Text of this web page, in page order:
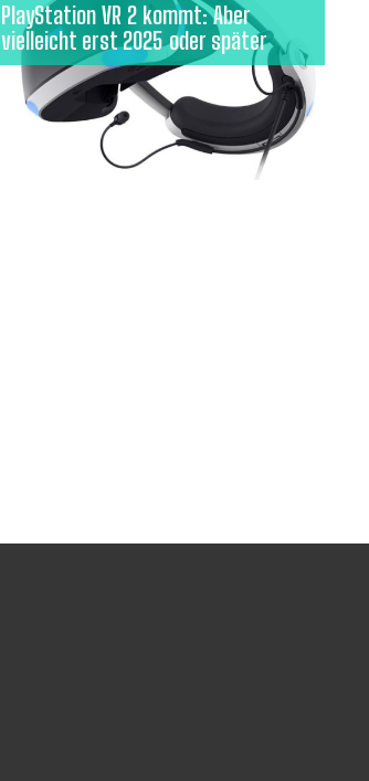
PlayStation VR 2 kommt: Aber
vielleicht erst 2025 oder später